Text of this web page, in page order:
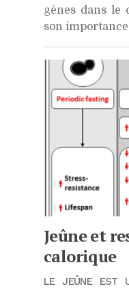
gènes dans le
son importance
Jeûne et
calorique
LE JEÛNE EST